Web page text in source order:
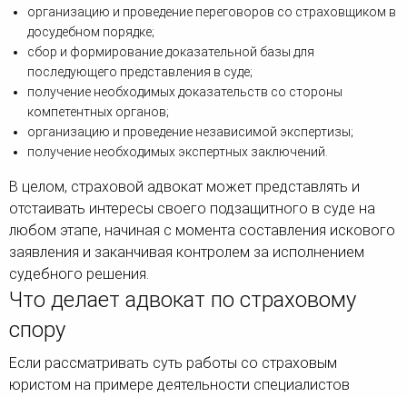
организацию и проведение переговоров со страховщиком в
досудебном порядке;
сбор и формирование доказательной базы для
последующего представления в суде;
получение необходимых доказательств со стороны
компетентных органов;
организацию и проведение независимой экспертизы;
получение необходимых экспертных заключений.
В целом, страховой адвокат может представлять и
отстаивать интересы своего подзащитного в суде на
любом этапе, начиная с момента составления искового
заявления и заканчивая контролем за исполнением
судебного решения.
Что делает адвокат по страховому
спору
Если рассматривать суть работы со страховым
юристом на примере деятельности специалистов